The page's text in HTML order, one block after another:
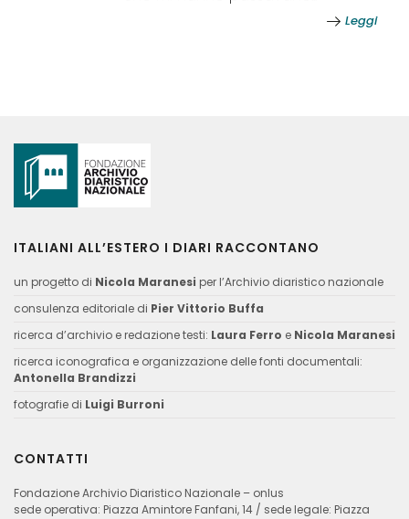
Leggi
ITALIANI ALL’ESTERO I DIARI RACCONTANO
un progetto di Nicola Maranesi per l’Archivio diaristico nazionale
consulenza editoriale di Pier Vittorio Buffa
ricerca d’archivio e redazione testi: Laura Ferro e Nicola Maranesi
ricerca iconografica e organizzazione delle fonti documentali:
Antonella Brandizzi
fotografie di Luigi Burroni
CONTATTI
Fondazione Archivio Diaristico Nazionale – onlus
sede operativa: Piazza Amintore Fanfani, 14 / sede legale: Piazza